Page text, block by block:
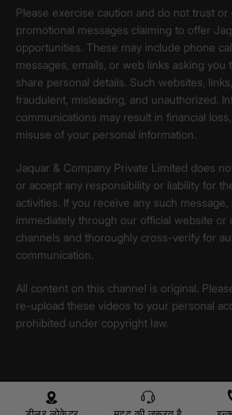
Please exercise caution and do not trust
promotional messages claiming to offer
opportunities. These may include phone
messages, emails, or web links asking you
share personal details. Such websites,
fraudulent, misleading, and unauthorized.
communications may result in financial
misuse of your personal information.
Jaquar & Company Private Limited does
or accept any responsibility or liability for
activities. If you receive any such
immediately through our official website or
channels and thoroughly cross-verify for
communication.
All content on this channel is original.
re-upload these videos to your personal
prohibited under copyright law.